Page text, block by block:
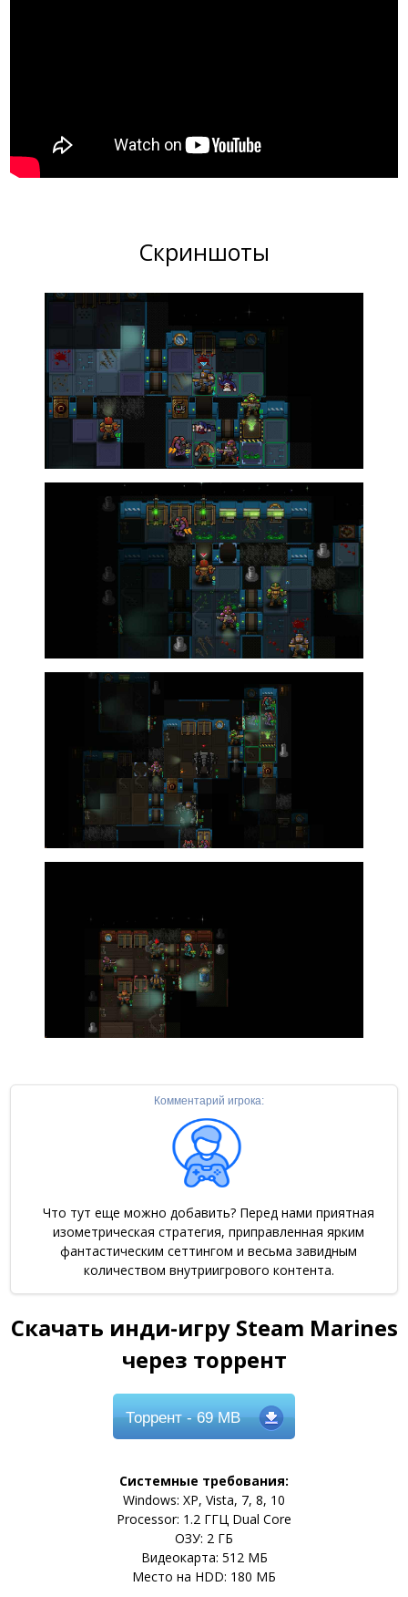
Скриншоты
Комментарий игрока:
Что тут еще можно добавить? Перед нами приятная
изометрическая стратегия, приправленная ярким
фантастическим сеттингом и весьма завидным
количеством внутриигрового контента.
Скачать инди-игру Steam Marines
через торрент
Торрент- 69 MB
Системные требования:
Windows: XP, Vista, 7, 8, 10
Processor: 1.2 ГГЦ Dual Core
ОЗУ: 2 ГБ
Видеокарта: 512 МБ
Место на HDD: 180 МБ